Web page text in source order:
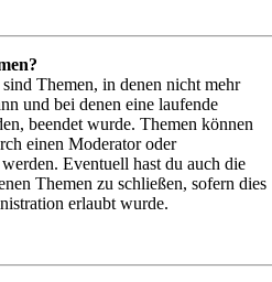
Themen, in denen nicht mehr
und bei denen eine laufende
beendet wurde. Themen können
einen Moderator oder
Eventuell hast du auch die
Themen zu schließen, sofern dies
erlaubt wurde.